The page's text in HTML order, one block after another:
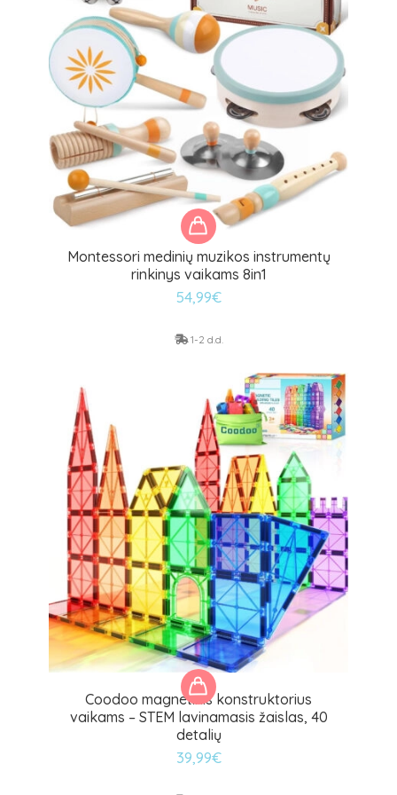
Montessori medinių muzikos instrumentų
rinkinys vaikams 8in1
54,99€
1-2 d.d.
Coodoo magnetinis konstruktorius
vaikams – STEM lavinamasis žaislas, 40
detalių
39,99€